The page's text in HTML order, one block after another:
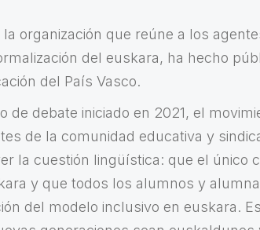
organización que reúne a los
del euskara, ha hecho
del País Vasco.
de debate iniciado en 2021, el
de la comunidad educativa y
la cuestión lingüística: que el único
y que todos los alumnos y
del modelo inclusivo en euskara.